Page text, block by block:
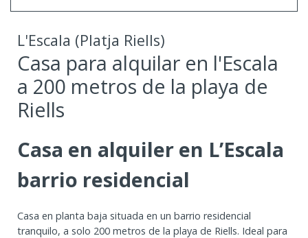
L'Escala (Platja Riells)
Casa para alquilar en l'Escala
a 200 metros de la playa de
Riells
Casa en alquiler en L’Escala
barrio residencial
Casa en planta baja situada en un barrio residencial
tranquilo, a solo 200 metros de la playa de Riells. Ideal para